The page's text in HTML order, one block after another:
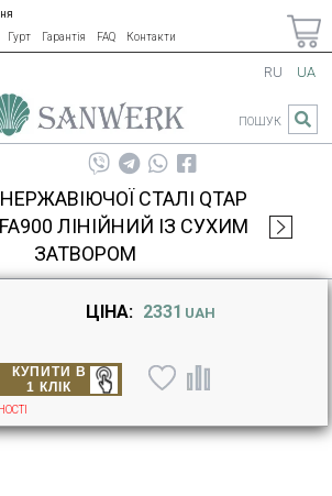
Гурт Гарантія FAQ Контакти
RU UA
ПОШУК
СТАЛІ QTAP
FA900 ЛІНІЙНИЙ ІЗ СУХИМ
ЗАТВОРОМ
ЦІНА: 2331 UAH
КУПИТИ В
1 КЛІК